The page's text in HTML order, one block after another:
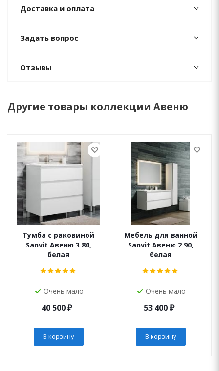
Доставка и оплата
Задать вопрос
Отзывы
Другие товары коллекции Авеню
Тумба с раковиной
Sanvit Авеню 3 80,
белая
Очень мало
40 500₽
В корзину
Мебель для ванной
Sanvit Авеню 2 90,
белая
Очень мало
53 400₽
В корзину